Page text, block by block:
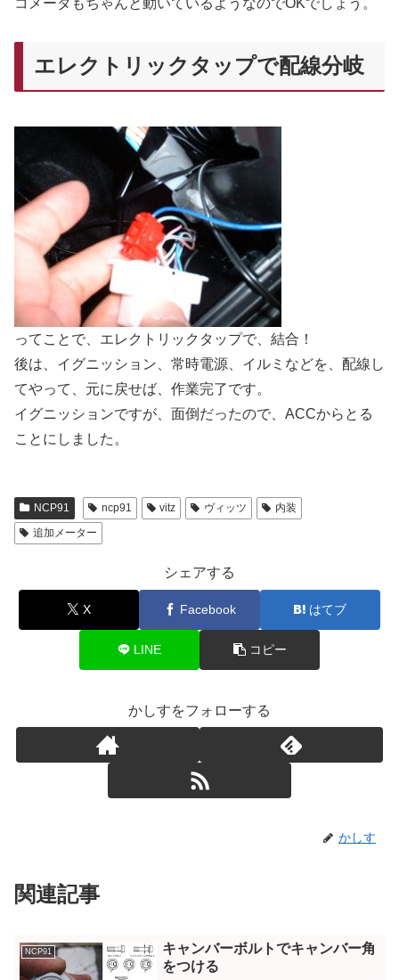
コメータもちゃんと動いているようなのでOKでしょう。
エレクトリックタップで配線分岐
ってことで、エレクトリックタップで、結合！
後は、イグニッション、常時電源、イルミなどを、配線し
てやって、元に戻せば、作業完了です。
イグニッションですが、面倒だったので、ACCからとる
ことにしました。
NCP91 ncp91 vitz ヴィッツ
内装
追加メーター
シェアする
X Facebook はてブ
LINE コピー
かしすをフォローする
かしす
関連記事
NCP91
キャンバーボルトでキャンバー角
をつける